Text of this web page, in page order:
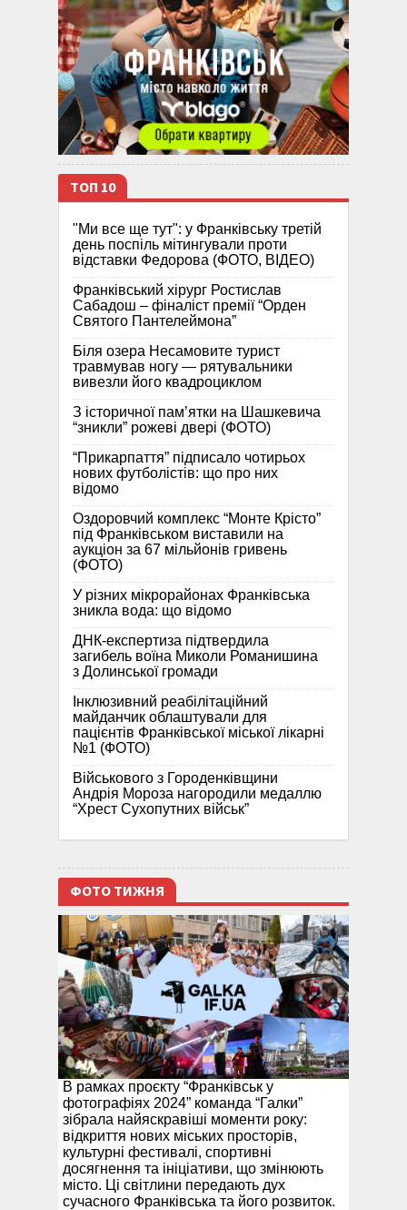
ТОП 10
"Ми все ще тут": у Франківську третій
день поспіль мітингували проти
відставки Федорова (ФОТО, ВІДЕО)
Франківський хірург Ростислав
Сабадош – фіналіст премії “Орден
Святого Пантелеймона”
Біля озера Несамовите турист
травмував ногу — рятувальники
вивезли його квадроциклом
З історичної памʼятки на Шашкевича
“зникли” рожеві двері (ФОТО)
“Прикарпаття” підписало чотирьох
нових футболістів: що про них
відомо
Оздоровчий комплекс “Монте Крісто”
під Франківськом виставили на
аукціон за 67 мільйонів гривень
(ФОТО)
У різних мікрорайонах Франківська
зникла вода: що відомо
ДНК-експертиза підтвердила
загибель воїна Миколи Романишина
з Долинської громади
Інклюзивний реабілітаційний
майданчик облаштували для
пацієнтів Франківської міської лікарні
№1 (ФОТО)
Військового з Городенківщини
Андрія Мороза нагородили медаллю
“Хрест Сухопутних військ”
ФОТО ТИЖНЯ
В рамках проєкту “Франківськ у
фотографіях 2024” команда “Галки”
зібрала найяскравіші моменти року:
відкриття нових міських просторів,
культурні фестивалі, спортивні
досягнення та ініціативи, що змінюють
місто. Ці світлини передають дух
сучасного Франківська та його розвиток.